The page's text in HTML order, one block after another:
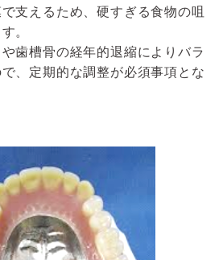
支えるため、硬すぎる食物の咀
。
歯槽骨の経年的退縮によりバラ
、定期的な調整が必須事項とな